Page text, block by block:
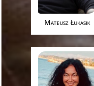
Mateusz Łukasik